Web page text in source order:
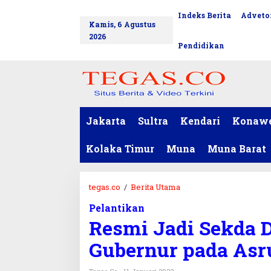
Kamis, 6 Agustus
2026
Indeks Berita
Pendidikan
Jakarta Sultra Kendari
Kolaka Timur Muna Muna Barat
tegas.co / Berita Utama
m
i
J
a
Pelantikan
Resmi Jadi Sekda
Gubernur pada